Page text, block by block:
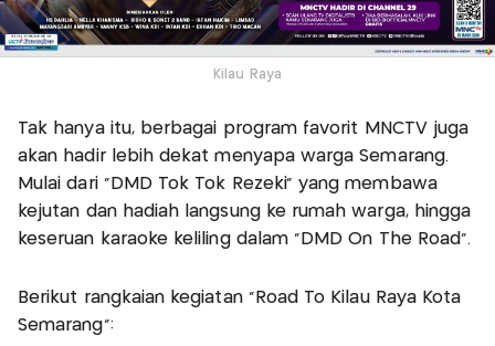
Kilau Raya
Tak hanya itu, berbagai program favorit MNCTV juga
akan hadir lebih dekat menyapa warga Semarang.
Mulai dari “DMD Tok Tok Rezeki” yang membawa
kejutan dan hadiah langsung ke rumah warga, hingga
keseruan karaoke keliling dalam “DMD On The Road”.
Berikut rangkaian kegiatan “Road To Kilau Raya Kota
Semarang”: